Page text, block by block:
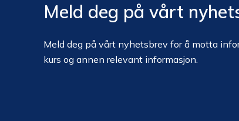
Meld deg på vårt
Meld deg på vårt nyhetsbrev for å motta
kurs og annen relevant informasjon.